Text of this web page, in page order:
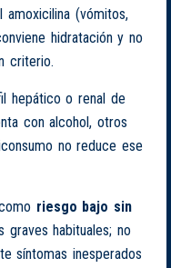
(vómitos,
hidratación y no
criterio.
hepático o renal de
con alcohol, otros
no reduce ese
riesgo bajo sin
habituales; no
síntomas inesperados